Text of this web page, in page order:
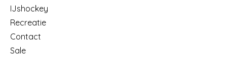
IJshockey
Recreatie
Contact
Sale